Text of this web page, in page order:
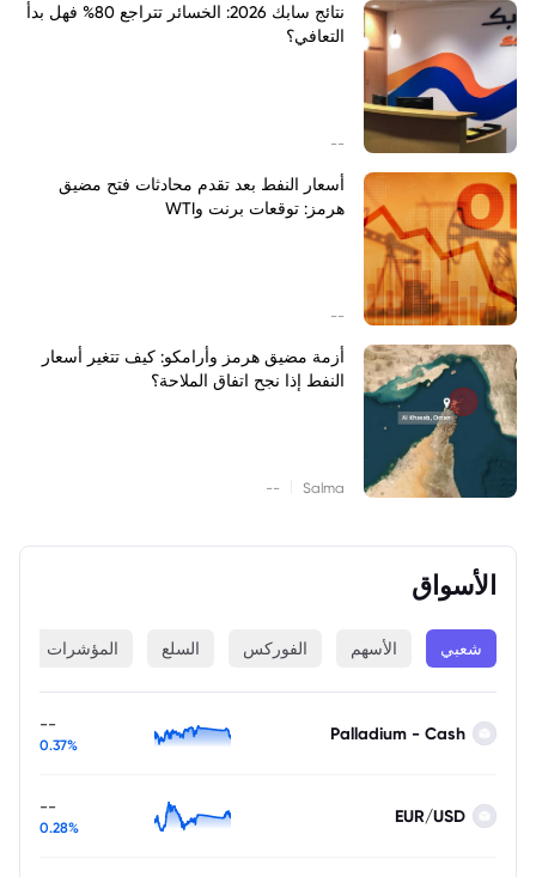
نتائج سابك 2026: الخسائر تتراجع 80% فهل بدأ
التعافي؟
--
أسعار النفط بعد تقدم محادثات فتح مضيق
هرمز: توقعات برنت وWTI
--
أزمة مضيق هرمز وأرامكو: كيف تتغير أسعار
النفط إذا نجح اتفاق الملاحة؟
Salma
--
الأسواق
شعبي الأسهم الفوركس السلع المؤشرات
Palladium - Cash
--
0.37%
EUR/USD
--
0.28%